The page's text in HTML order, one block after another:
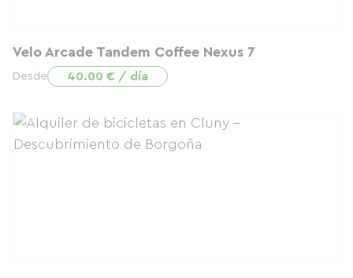
Velo Arcade Tandem Coffee Nexus 7
Desde 40.00 € / día